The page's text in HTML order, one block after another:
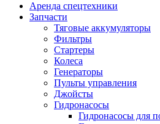
Аренда спецтехники
Запчасти
Тяговые аккумуляторы
Фильтры
Стартеры
Колеса
Генераторы
Пульты управления
Джойсты
Гидронасосы
Гидронасосы для